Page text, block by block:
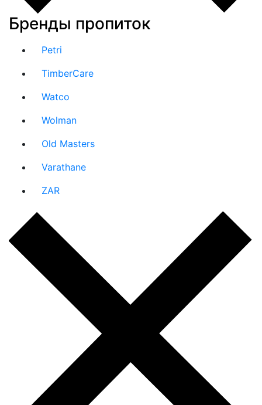
Бренды пропиток
Petri
TimberCare
Watco
Wolman
Old Masters
Varathane
ZAR